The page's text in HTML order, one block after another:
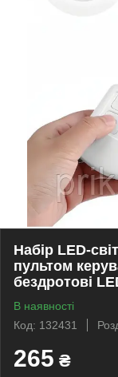
Набір LED-
пультом
бездротові
В наявності
Код: 132431
265 ₴